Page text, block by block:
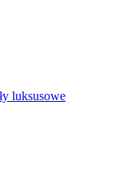
luksusowe